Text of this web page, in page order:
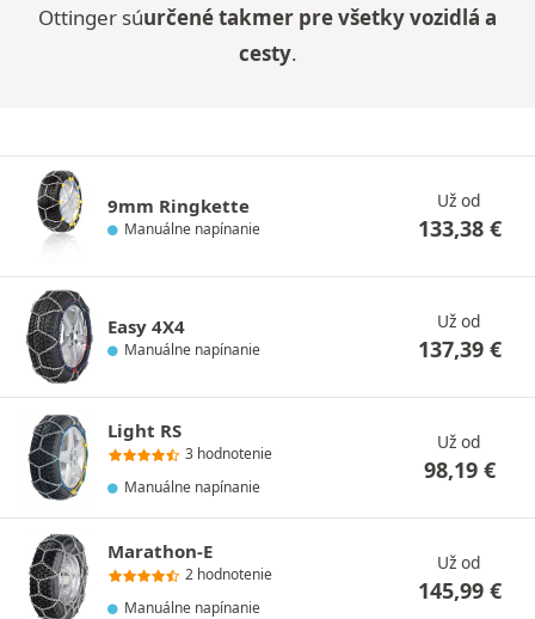
Ottinger súurčené takmer pre všetky vozidlá a
cesty.
9mm Ringkette
Manuálne napínanie
Už od
133,38 €
Easy 4X4
Manuálne napínanie
Už od
137,39 €
Light RS
3 hodnotenie
Manuálne napínanie
Už od
98,19 €
Marathon-E
2 hodnotenie
Manuálne napínanie
Už od
145,99 €